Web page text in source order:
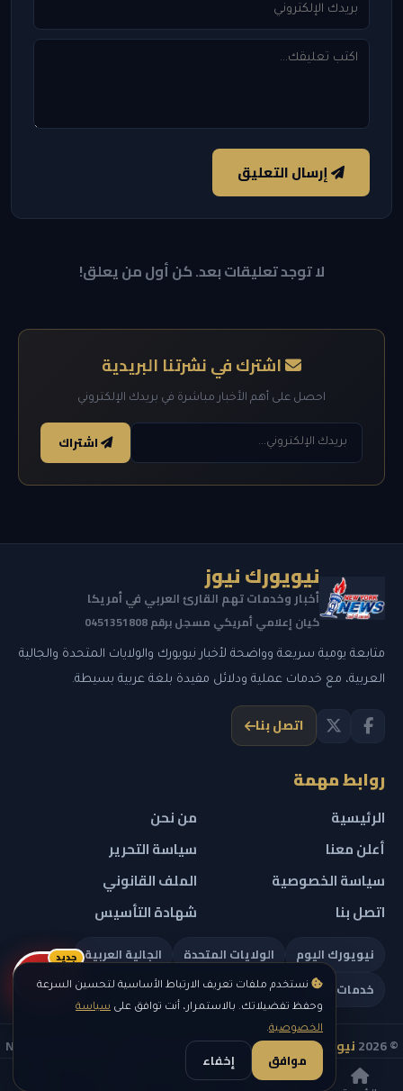
نستخدم ملفات تعريف الارتباط الأساسية لتحسين السرعة
وحفظ تفضيلاتك. بالاستمرار، أنت توافق على سياسة
الخصوصية.
موافق إخفاء
إرسال التعليق
لا توجد تعليقات بعد. كن أول من يعلق!
اشترك في نشرتنا البريدية
احصل على أهم الأخبار مباشرة في بريدك الإلكتروني
اشتراك
نيويورك نيوز
أخبار وخدمات تهم القارئ العربي في أمريكا
كيان إعلامي أمريكي مسجل برقم 0451351808
متابعة يومية سريعة وواضحة لأخبار نيويورك والولايات المتحدة والجالية
العربية، مع خدمات عملية ودلائل مفيدة بلغة عربية بسيطة.
اتصل بنا
روابط مهمة
الرئيسية
من نحن
أعلن معنا
سياسة التحرير
سياسة الخصوصية
الملف القانوني
اتصل بنا
شهادة التأسيس
نيويورك اليوم الولايات المتحدة
الجالية العربية
خدمات تهمك
© 2026 نيويورك نيوز
— جميع الحقوق محفوظة — NEW YORK NEWS
IN ARABIC LLC — رقم التسجيل 0451351808
ريلز
جديد